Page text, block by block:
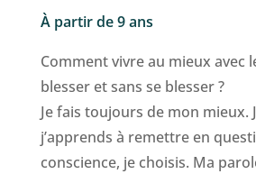
À partir de 9 ans
Comment vivre au mieux avec
blesser et sans se blesser ?
Je fais toujours de mon mieux.
j’apprends à remettre en
conscience, je choisis. Ma